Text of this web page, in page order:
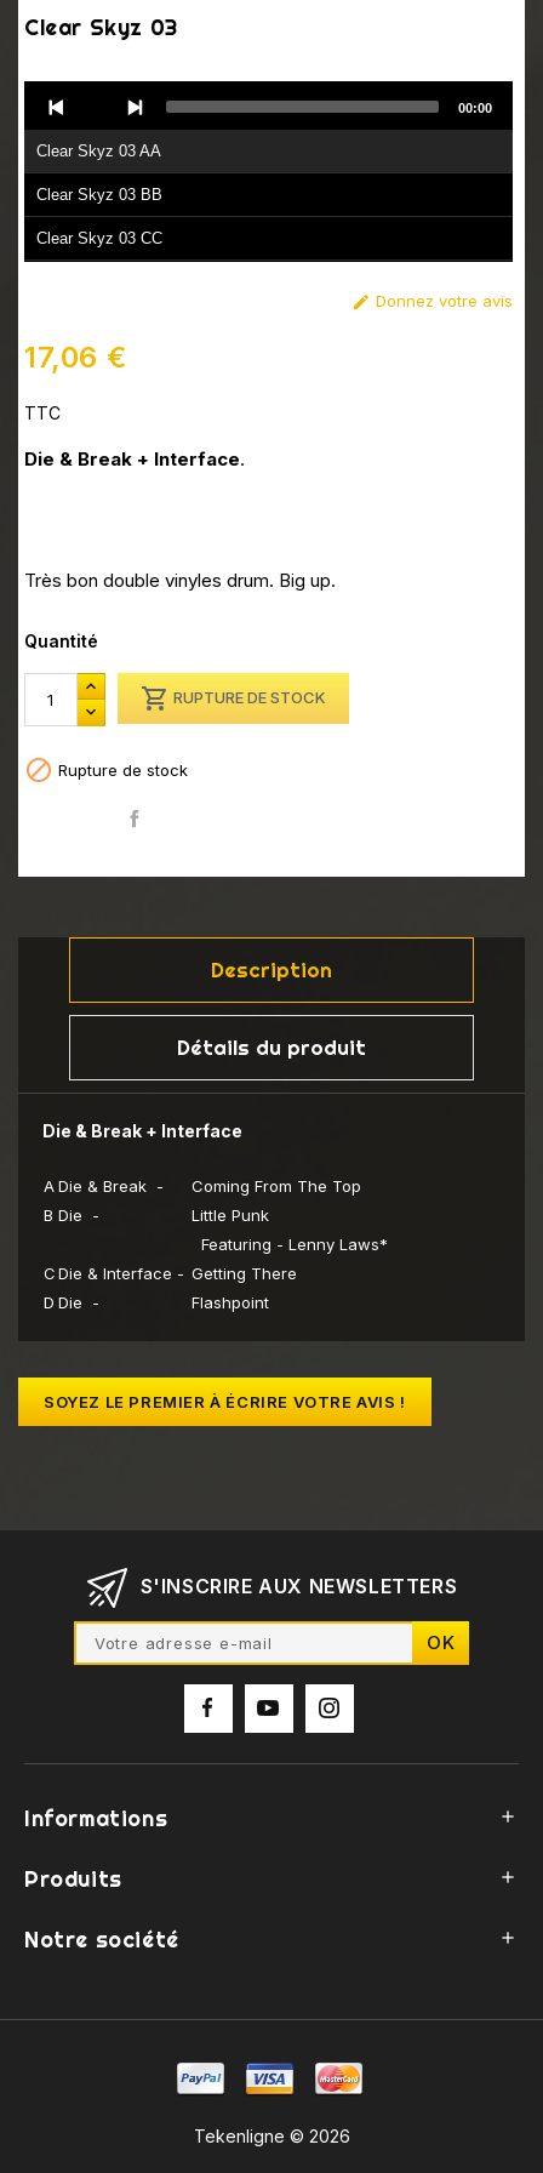
Clear Skyz 03
Player
Clear Skyz 03 AA
Clear Skyz 03 BB
Clear Skyz 03 CC
00:00
 Donnez votre avis
17,06 €
TTC
Die & Break + Interface.
Très bon double vinyles drum. Big up.
Quantité
 RUPTURE DE STOCK
 Rupture de stock
Description
Détails du produit
Die & Break + Interface
ADie & Break -
Coming From The Top
B Die -
Little Punk
Featuring - Lenny Laws*
CDie & Interface - Getting There
D Die - Flashpoint
SOYEZ LE PREMIER À ÉCRIRE VOTRE AVIS !
S'INSCRIRE AUX NEWSLETTERS
Informations 
Produits 
Notre société 
Tekenligne © 2026